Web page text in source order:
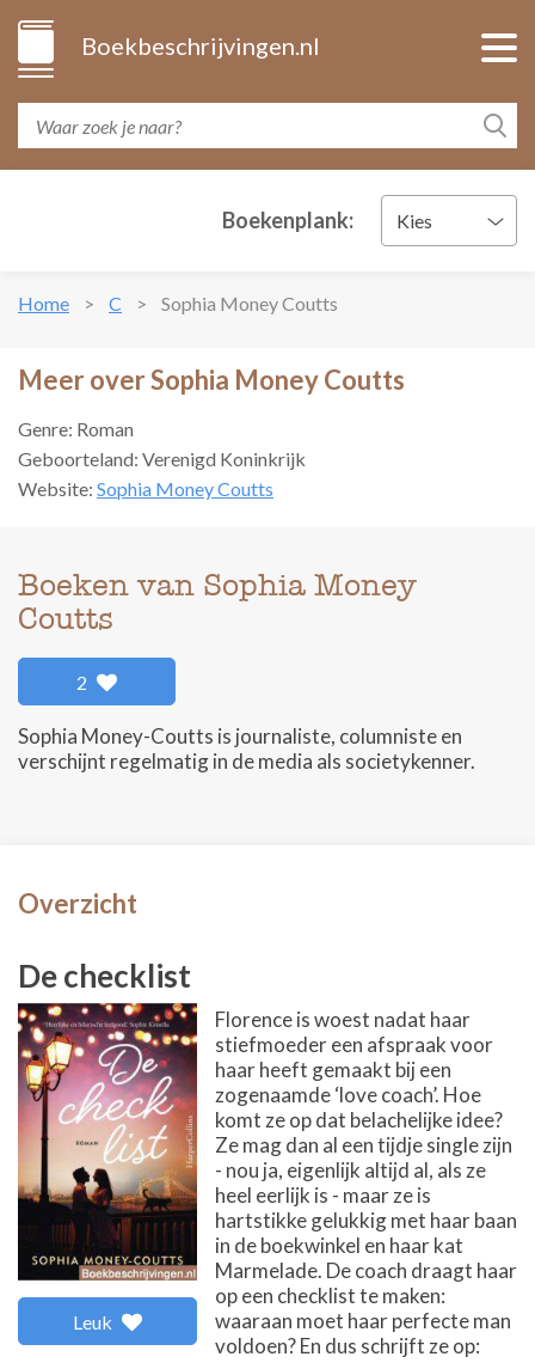
Boekbeschrijvingen.nl
Boekenplank: Kies
Home C Sophia Money Coutts
Meer over Sophia Money Coutts
Genre: Roman
Geboorteland: Verenigd Koninkrijk
Website: Sophia Money Coutts
Boeken van Sophia Money
Coutts
2
Sophia Money-Coutts is journaliste, columniste en
verschijnt regelmatig in de media als societykenner.
Overzicht
De checklist
Leuk
Florence is woest nadat haar
stiefmoeder een afspraak voor
haar heeft gemaakt bij een
zogenaamde ‘love coach’. Hoe
komt ze op dat belachelijke idee?
Ze mag dan al een tijdje single zijn
- nou ja, eigenlijk altijd al, als ze
heel eerlijk is - maar ze is
hartstikke gelukkig met haar baan
in de boekwinkel en haar kat
Marmelade. De coach draagt haar
op een checklist te maken:
waaraan moet haar perfecte man
voldoen? En dus schrijft ze op: